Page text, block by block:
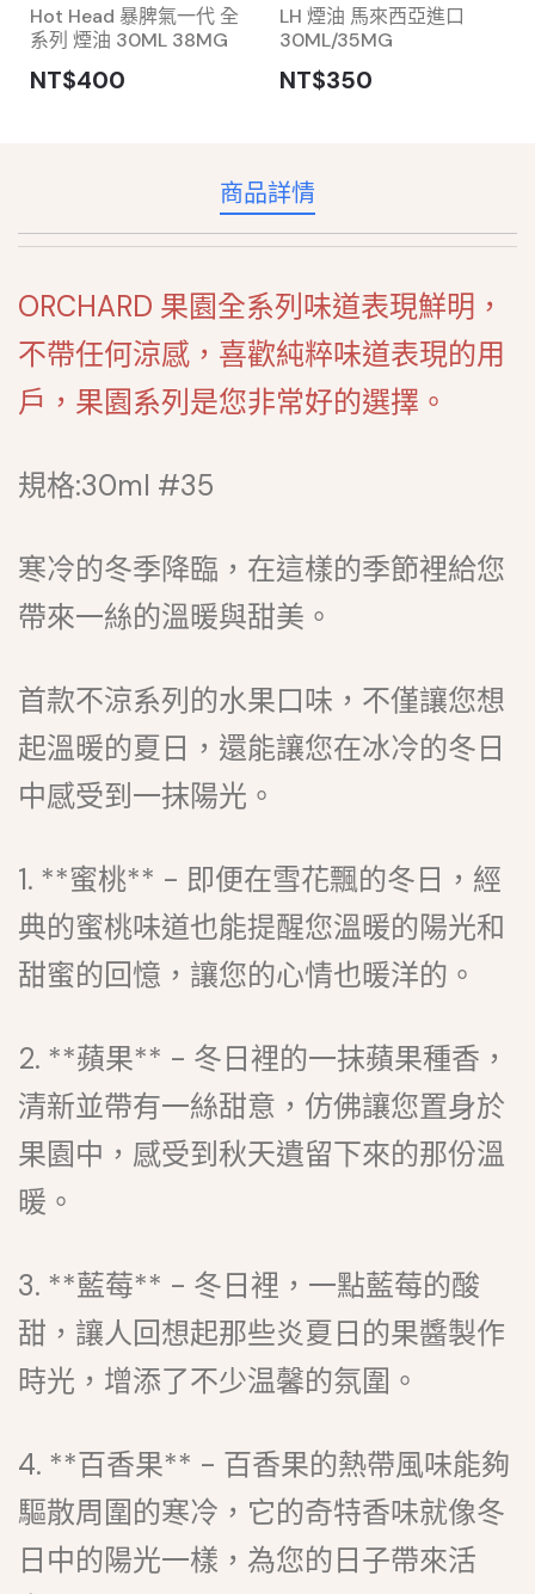
Hot Head 暴脾氣一代 全
系列 煙油 30ML 38MG
NT$400
LH 煙油 馬來西亞進口
30ML/35MG
NT$350
商品詳情
ORCHARD 果園全系列味道表現鮮明，
不帶任何涼感，喜歡純粹味道表現的用
戶，果園系列是您非常好的選擇。
規格:30ml #35
寒冷的冬季降臨，在這樣的季節裡給您
帶來一絲的溫暖與甜美。
首款不涼系列的水果口味，不僅讓您想
起溫暖的夏日，還能讓您在冰冷的冬日
中感受到一抹陽光。
1. **蜜桃** - 即便在雪花飄的冬日，經
典的蜜桃味道也能提醒您溫暖的陽光和
甜蜜的回憶，讓您的心情也暖洋的。
2. **蘋果** - 冬日裡的一抹蘋果種香，
清新並帶有一絲甜意，仿佛讓您置身於
果園中，感受到秋天遺留下來的那份溫
暖。
3. **藍莓** - 冬日裡，一點藍莓的酸
甜，讓人回想起那些炎夏日的果醬製作
時光，增添了不少温馨的氛圍。
4. **百香果** - 百香果的熱帶風味能夠
驅散周圍的寒冷，它的奇特香味就像冬
日中的陽光一樣，為您的日子帶來活